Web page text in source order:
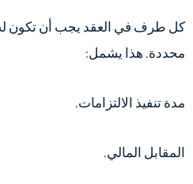
كل طرف في العقد يجب أن تكون
محددة. هذا يشمل:
مدة تنفيذ الالتزامات.
المقابل المالي.